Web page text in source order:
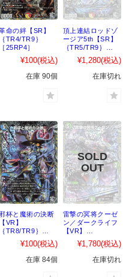
命の絆【SR】
｛TR4/TR9｝
［25RP4］
¥100(税込)
在庫 90個
頂上連結ロッドゾ
ージア5th【SR】
｛TR5/TR9｝
［25RP4］
¥1,280(税込)
在庫切れ
杯と魔術の決断
【VR】
｛TR8/TR9｝
［25RP4］
¥100(税込)
在庫 84個
雷撃の冥将クーゼ
ン／ダークライフ
【VR】
｛TR9/TR9｝
［25RP4］
¥1,780(税込)
在庫切れ